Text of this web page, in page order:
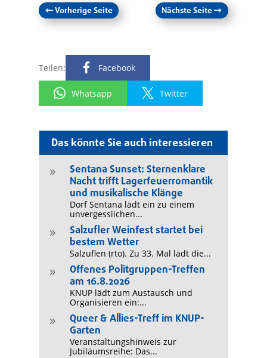
Das könnte Sie auch interessieren
9
Sentana Sunset: Sternenklare
Nacht trifft Lagerfeuerromantik
und musikalische Klänge
Dorf Sentana lädt ein zu einem
unvergesslichen...
9
Salzufler Weinfest startet bei
bestem Wetter
Salzuflen (rto). Zu 33. Mal lädt die...
9
Offenes Politgruppen-Treffen
am 16.8.2026
KNUP lädt zum Austausch und
Organisieren ein:...
9
Queer & Allies-Treff im KNUP-
Garten
Veranstaltungshinweis zur
Jubiläumsreihe: Das...
←Vorherige Seite Nächste Seite→
Teilen: Facebook
Whatsapp Twitter